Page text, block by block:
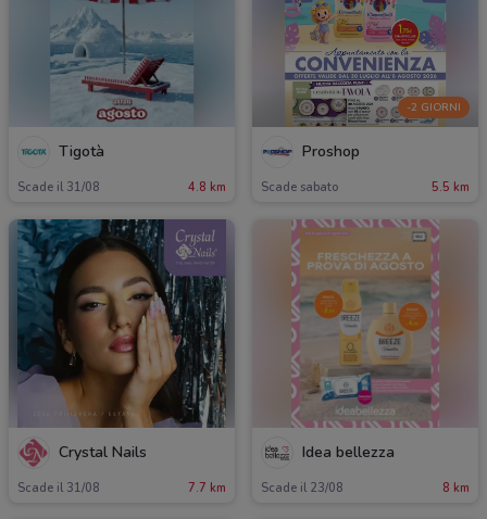
Tigotà
Scade il 31/08 4.8 km
-2 GIORNI
Proshop
Scade sabato 5.5 km
Crystal Nails
Scade il 31/08 7.7 km
Idea bellezza
Scade il 23/08 8 km